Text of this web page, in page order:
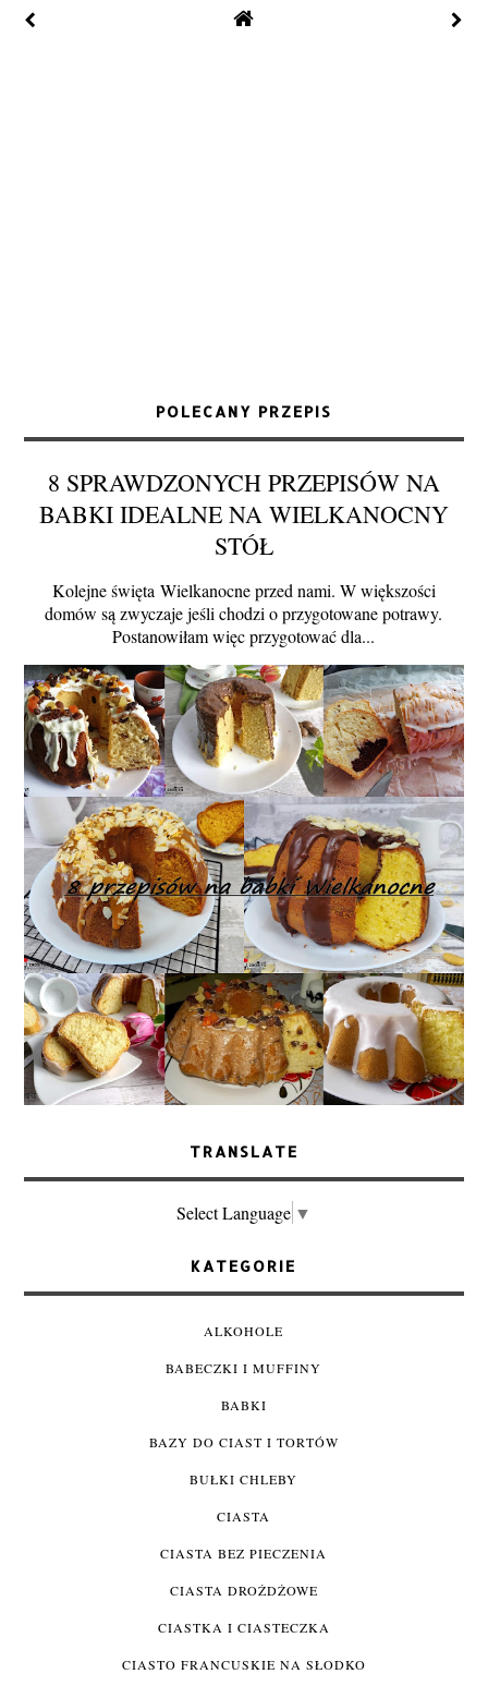
POLECANY PRZEPIS
8 SPRAWDZONYCH PRZEPISÓW NA
BABKI IDEALNE NA WIELKANOCNY
STÓŁ
Kolejne święta Wielkanocne przed nami. W większości
domów są zwyczaje jeśli chodzi o przygotowane potrawy.
Postanowiłam więc przygotować dla...
TRANSLATE
Select Language ▼
KATEGORIE
ALKOHOLE
BABECZKI I MUFFINY
BABKI
BAZY DO CIAST I TORTÓW
BUŁKI CHLEBY
CIASTA
CIASTA BEZ PIECZENIA
CIASTA DROŻDŻOWE
CIASTKA I CIASTECZKA
CIASTO FRANCUSKIE NA SŁODKO